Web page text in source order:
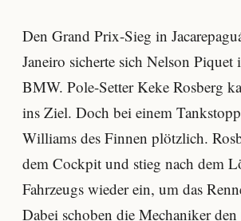
Den Grand Prix-Sieg in
Janeiro sicherte sich Nelson Piquet
BMW. Pole-Setter Keke Rosberg
ins Ziel. Doch bei einem
Williams des Finnen plötzlich.
dem Cockpit und stieg nach dem
Fahrzeugs wieder ein, um das
Dabei schoben die Mechaniker